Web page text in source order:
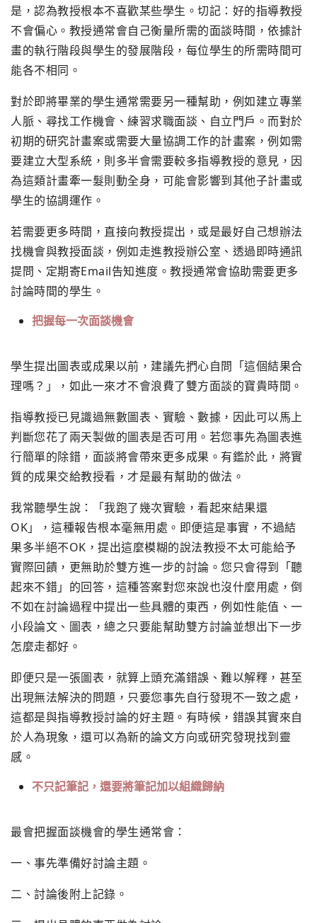
是， 認為教授根本不喜歡某些學生。切記：好的指導教授
不會偏心。 教授通常會自己衡量所需的面談時間， 依據計
畫的執行階段與學生的發展階段， 每位學生的所需時間可
能各不相同。
對於即將畢業的學生通常需要另一種幫助，例如建立專業
人脈、 尋找工作機會、練習求職面談、自立門戶。 而對於
初期的研究計畫案或需要大量協調工作的計畫案， 例如需
要建立大型系統，則多半會需要較多指導教授的意見， 因
為這類計畫牽一髮則動全身， 可能會影響到其他子計畫或
學生的協調運作。
若需要更多時間， 直接向教授提出，或是最好自己想辦法
找機會與教授面談， 例如走進教授辦公室、透過即時通訊
提問、 定期寄Email告知進度。 教授通常會協助需要更多
討論時間的學生。
把握每一次面談機會
學生提出圖表或成果以前，建議先捫心自問「這個結果合
理嗎？」， 如此一來才不會浪費了雙方面談的寶貴時間。
指導教授已見識過無數圖表、實驗、數據， 因此可以馬上
判斷您花了兩天製做的圖表是否可用。 若您事先為圖表進
行簡單的除錯，面談將會帶來更多成果。 有鑑於此，將實
質的成果交給教授看，才是最有幫助的做法。
我常聽學生說：「我跑了幾次實驗，看起來結果還
OK」， 這種報告根本毫無用處。即便這是事實，不過結
果多半絕不OK， 提出這麼模糊的說法教授不太可能給予
實際回饋， 更無助於雙方進一步的討論。您只會得到「聽
起來不錯」的回答， 這種答案對您來說也沒什麼用處， 倒
不如在討論過程中提出一些具體的東西，例如性能值、 一
小段論文、圖表， 總之只要能幫助雙方討論並想出下一步
怎麼走都好。
即便只是一張圖表，就算上頭充滿錯誤、難以解釋， 甚至
出現無法解決的問題，只要您事先自行發現不一致之處，
這都是與指導教授討論的好主題。有時候， 錯誤其實來自
於人為現象， 還可以為新的論文方向或研究發現找到靈
感。
不只記筆記，還要將筆記加以組織歸納
最會把握面談機會的學生通常會：
一、事先準備好討論主題。
二、 討論後附上記錄。